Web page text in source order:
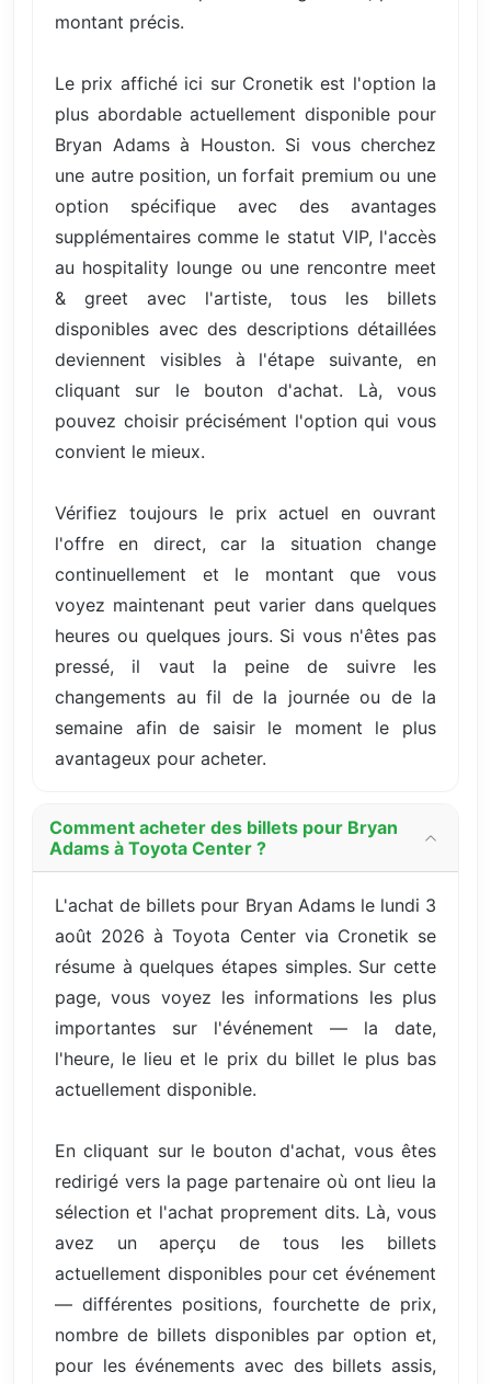
montant précis.
Le prix affiché ici sur Cronetik est l'option la
plus abordable actuellement disponible pour
Bryan Adams à Houston. Si vous cherchez
une autre position, un forfait premium ou une
option spécifique avec des avantages
supplémentaires comme le statut VIP, l'accès
au hospitality lounge ou une rencontre meet
& greet avec l'artiste, tous les billets
disponibles avec des descriptions détaillées
deviennent visibles à l'étape suivante, en
cliquant sur le bouton d'achat. Là, vous
pouvez choisir précisément l'option qui vous
convient le mieux.
Vérifiez toujours le prix actuel en ouvrant
l'offre en direct, car la situation change
continuellement et le montant que vous
voyez maintenant peut varier dans quelques
heures ou quelques jours. Si vous n'êtes pas
pressé, il vaut la peine de suivre les
changements au fil de la journée ou de la
semaine afin de saisir le moment le plus
avantageux pour acheter.
Comment acheter des billets pour Bryan
Adams à Toyota Center ?
L'achat de billets pour Bryan Adams le lundi 3
août 2026 à Toyota Center via Cronetik se
résume à quelques étapes simples. Sur cette
page, vous voyez les informations les plus
importantes sur l'événement — la date,
l'heure, le lieu et le prix du billet le plus bas
actuellement disponible.
En cliquant sur le bouton d'achat, vous êtes
redirigé vers la page partenaire où ont lieu la
sélection et l'achat proprement dits. Là, vous
avez un aperçu de tous les billets
actuellement disponibles pour cet événement
— différentes positions, fourchette de prix,
nombre de billets disponibles par option et,
pour les événements avec des billets assis,